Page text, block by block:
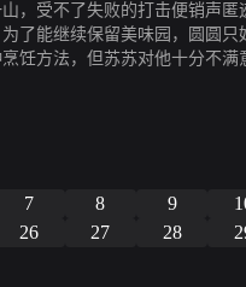
，受不了失败的打击便销声
了能继续保留美味园，圆圆
饪方法，但苏苏对他十分不
7 8 9
26 27 28